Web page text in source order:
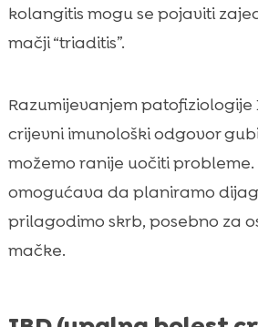
kolangitis mogu se pojaviti
mačji “triaditis”.
Razumijevanjem
crijevni imunološki odgovor
možemo ranije uočiti probleme.
omogućava da planiramo
prilagodimo skrb, posebno za
mačke.